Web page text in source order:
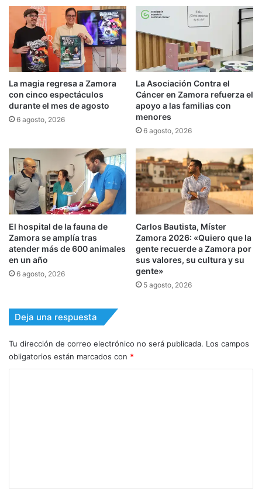
La magia regresa a Zamora
con cinco espectáculos
durante el mes de agosto
6 agosto, 2026
La Asociación Contra el
Cáncer en Zamora refuerza el
apoyo a las familias con
menores
6 agosto, 2026
El hospital de la fauna de
Zamora se amplía tras
atender más de 600 animales
en un año
6 agosto, 2026
Carlos Bautista, Míster
Zamora 2026: «Quiero que la
gente recuerde a Zamora por
sus valores, su cultura y su
gente»
5 agosto, 2026
Deja una respuesta
Tu dirección de correo electrónico no será publicada. Los campos
obligatorios están marcados con *